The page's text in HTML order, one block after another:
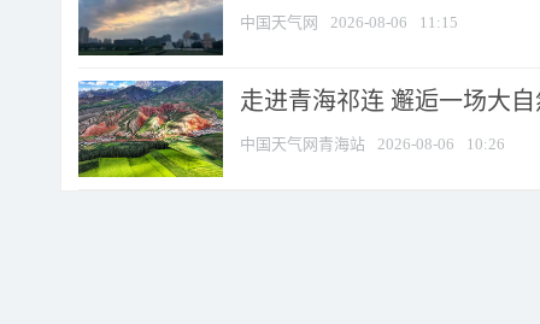
中国天气网 2026-08-06 11:15
走进青海祁连 邂逅一场大
中国天气网青海站 2026-08-06 10:26